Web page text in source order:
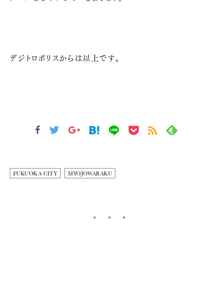
デジトロポリスからは以上です。
FUKUOKA CITY MYOJOWARAKU